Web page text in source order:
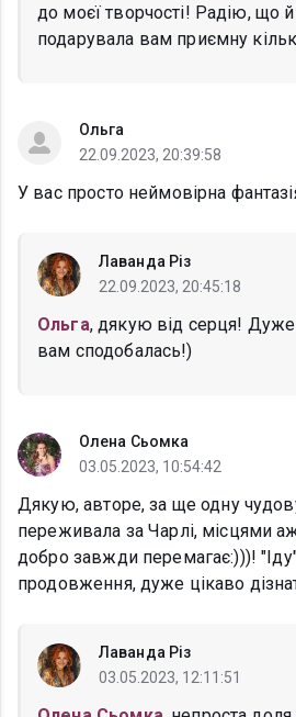
до моєї творчості! Радію, що й
подарувала вам приємну
Ольга
22.09.2023, 20:39:58
У вас просто неймовірна
Лаванда Різ
22.09.2023, 20:45:18
Ольга, дякую від серця! Дуже
вам сподобалась!)
Олена Сьомка
03.05.2023, 10:54:42
Дякую, авторе, за ще одну
переживала за Чарлі, місцями
добро завжди перемагає:)))!
продовження, дуже цікаво
Лаванда Різ
03.05.2023, 12:11:51